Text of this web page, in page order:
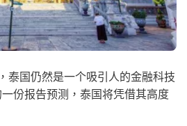
泰国仍然是一个吸引人的金融科技
份报告预测，泰国将凭借其高度